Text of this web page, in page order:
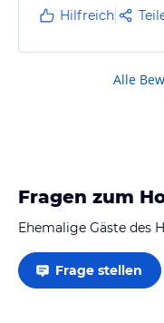
Wir kommen
Hilfreich
Alle
Fragen zum
Ehemalige Gäste des
Frage stellen